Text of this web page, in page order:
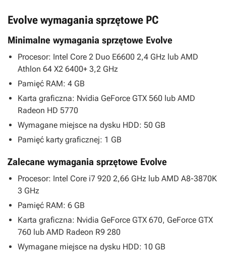
Evolve wymagania sprzętowe PC
Minimalne wymagania sprzętowe Evolve
Procesor: Intel Core 2 Duo E6600 2,4 GHz lub AMD
Athlon 64 X2 6400+ 3,2 GHz
Pamięć RAM: 4 GB
Karta graficzna: Nvidia GeForce GTX 560 lub AMD
Radeon HD 5770
Wymagane miejsce na dysku HDD: 50 GB
Pamięć karty graficznej: 1 GB
Zalecane wymagania sprzętowe Evolve
Procesor: Intel Core i7 920 2,66 GHz lub AMD A8-3870K
3 GHz
Pamięć RAM: 6 GB
Karta graficzna: Nvidia GeForce GTX 670, GeForce GTX
760 lub AMD Radeon R9 280
Wymagane miejsce na dysku HDD: 10 GB